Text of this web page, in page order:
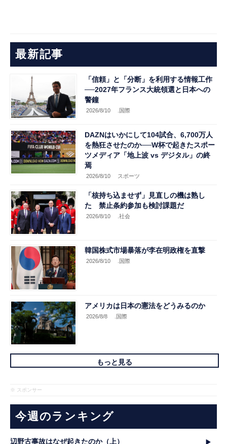
最新記事
「信頼」と「分断」を利用する情報工作
──2027年フランス大統領選と日本への
警鐘
2026/8/10 .国際
DAZNはいかにして104試合、6,700万人
を熱狂させたのか──W杯で起きたスポー
ツメディア「地上波 vs デジタル」の終
焉
2026/8/10 スポーツ
「核持ち込ませず」見直しの機は熟し
た 禁止条約参加も検討課題だ
2026/8/10 .社会
韓国株式市場暴落が李在明政権を直撃
2026/8/10 .国際
アメリカは日本の憲法をどうみるのか
2026/8/8 .国際
もっと見る
※ スポンサー
今週のランキング
辺野古事故はなぜ起きたのか（上）